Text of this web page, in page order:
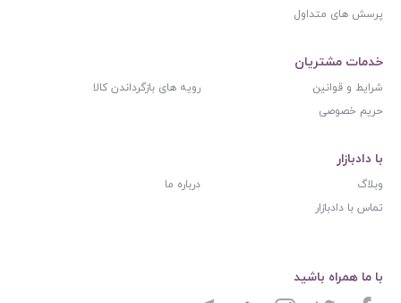
پرسش های متداول
خدمات مشتریان
شرایط و قوانین
رویه های بازگرداندن کالا
حریم خصوصی
با دادبازار
وبلاگ
درباره ما
تماس با دادبازار
با ما همراه باشید